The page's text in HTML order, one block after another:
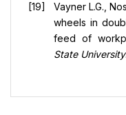
Vayner L.G.,
wheels in
feed of
State University